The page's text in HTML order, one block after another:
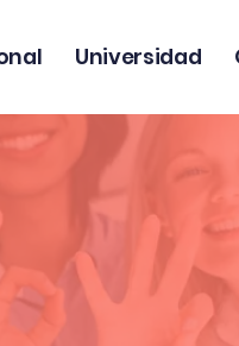
Universidad